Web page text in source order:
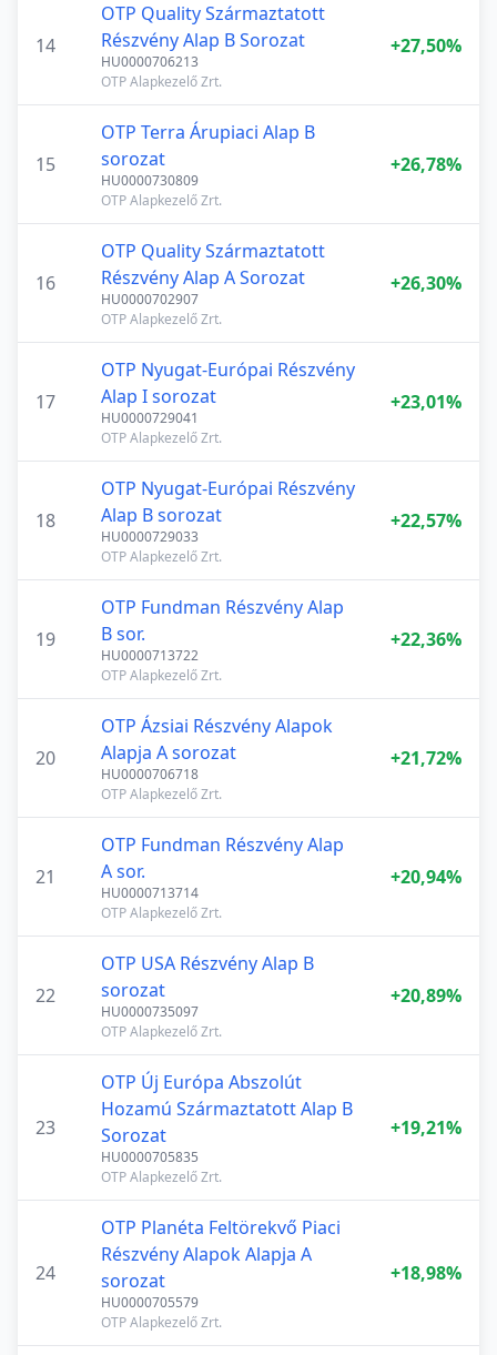
14
OTP Quality Származtatott
Részvény Alap B Sorozat
HU0000706213
OTP Alapkezelő Zrt.
+27,50%
15
OTP Terra Árupiaci Alap B
sorozat
HU0000730809
OTP Alapkezelő Zrt.
+26,78%
16
OTP Quality Származtatott
Részvény Alap A Sorozat
HU0000702907
OTP Alapkezelő Zrt.
+26,30%
17
OTP Nyugat-Európai Részvény
Alap I sorozat
HU0000729041
OTP Alapkezelő Zrt.
+23,01%
18
OTP Nyugat-Európai Részvény
Alap B sorozat
HU0000729033
OTP Alapkezelő Zrt.
+22,57%
19
OTP Fundman Részvény Alap
B sor.
HU0000713722
OTP Alapkezelő Zrt.
+22,36%
20
OTP Ázsiai Részvény Alapok
Alapja A sorozat
HU0000706718
OTP Alapkezelő Zrt.
+21,72%
21
OTP Fundman Részvény Alap
A sor.
HU0000713714
OTP Alapkezelő Zrt.
+20,94%
22
OTP USA Részvény Alap B
sorozat
HU0000735097
OTP Alapkezelő Zrt.
+20,89%
23
OTP Új Európa Abszolút
Hozamú Származtatott Alap B
Sorozat
HU0000705835
OTP Alapkezelő Zrt.
+19,21%
24
OTP Planéta Feltörekvő Piaci
Részvény Alapok Alapja A
sorozat
HU0000705579
OTP Alapkezelő Zrt.
+18,98%